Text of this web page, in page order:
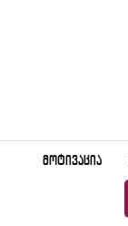
ᲛᲝᲢᲘᲕᲐᲪᲘᲐ